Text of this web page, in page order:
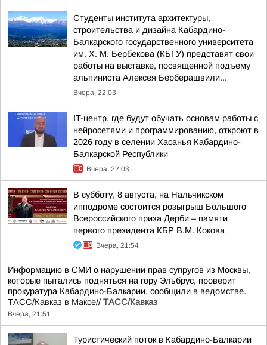
Студенты института архитектуры,
строительства и дизайна Кабардино-
Балкарского государственного университета
им. Х. М. Бербекова (КБГУ) представят свои
работы на выставке, посвященной подъему
альпиниста Алексея Берберашвили...
Вчера, 22:03
IT-центр, где будут обучать основам работы с
нейросетями и программированию, откроют в
2026 году в селении Хасанья Кабардино-
Балкарской Республики
Вчера, 22:03
В субботу, 8 августа, на Нальчикском
ипподроме состоится розыгрыш Большого
Всероссийского приза Дерби – памяти
первого президента КБР В.М. Кокова
Вчера, 21:54
Информацию в СМИ о нарушении прав супругов из Москвы,
которые пытались подняться на гору Эльбрус, проверит
прокуратура Кабардино-Балкарии, сообщили в ведомстве.
ТАСС/Кавказ в Максе// ТАСС/Кавказ
Вчера, 21:51
Туристический поток в Кабардино-Балкарии